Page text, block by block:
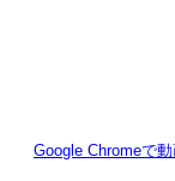
Google Chromeで